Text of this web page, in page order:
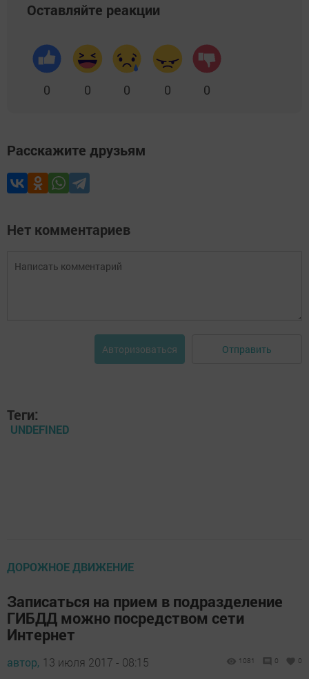
Оставляйте реакции
0 0 0 0 0
Расскажите друзьям
Нет комментариев
Авторизоваться Отправить
Теги:
UNDEFINED
ДОРОЖНОЕ ДВИЖЕНИЕ
Записаться на прием в подразделение
ГИБДД можно посредством сети
Интернет
автор, 13 июля 2017 - 08:15 1081 0 0